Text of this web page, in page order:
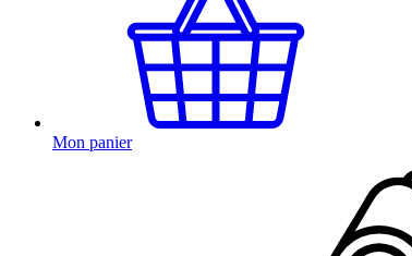
Mon panier